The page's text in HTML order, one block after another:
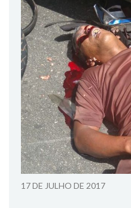
17 DE JULHO DE 2017